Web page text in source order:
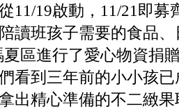
11/19啟動，11/21即
讀班孩子需要的食品
夏區進行了愛心物資捐
看到三年前的小小孩
出精心準備的不二緻